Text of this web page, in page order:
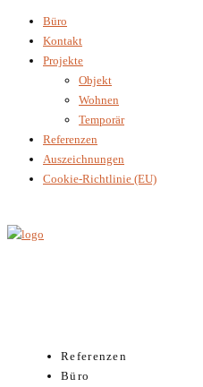
Büro
Kontakt
Projekte
Objekt
Wohnen
Temporär
Referenzen
Auszeichnungen
Cookie-Richtlinie (EU)
Referenzen
Büro